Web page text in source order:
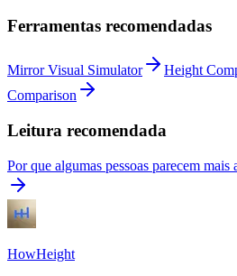
Ferramentas recomendadas
Mirror Visual Simulator Height
Comparison
Leitura recomendada
Por que algumas pessoas parecem mais
HowHeight